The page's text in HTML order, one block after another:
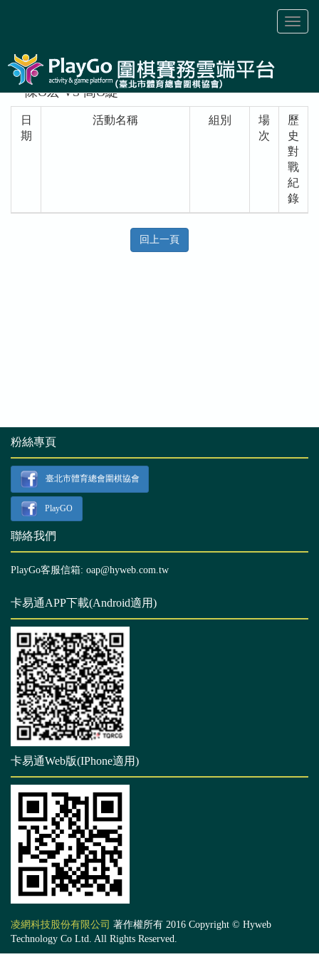
Toggle
陳O宏 VS 高O緹
日
期
活動名稱 組別
場
次
歷
史
對
戰
紀
錄
回上一頁
粉絲專頁
臺北市體育總會圍棋協會
PlayGO
聯絡我們
PlayGo客服信箱: oap@hyweb.com.tw
卡易通APP下載(Android適用)
卡易通Web版(IPhone適用)
凌網科技股份有限公司 著作權所有 2016 Copyright © Hyweb
Technology Co Ltd. All Rights Reserved.